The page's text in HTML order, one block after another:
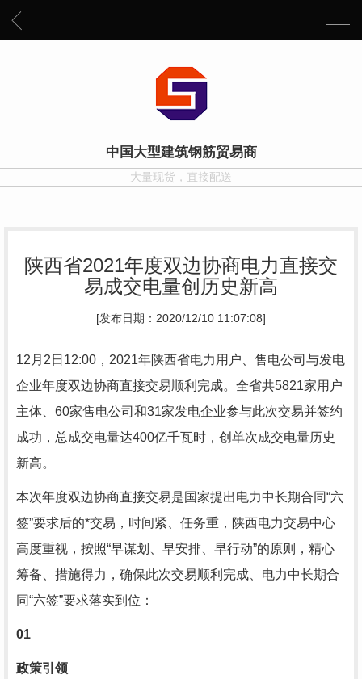
中国大型建筑钢筋贸易商
大量现货，直接配送
陕西省2021年度双边协商电力直接交
易成交电量创历史新高
[发布日期：2020/12/10 11:07:08]
12月2日12:00，2021年陕西省电力用户、售电公司与发电
企业年度双边协商直接交易顺利完成。全省共5821家用户
主体、60家售电公司和31家发电企业参与此次交易并签约
成功，总成交电量达400亿千瓦时，创单次成交电量历史
新高。
本次年度双边协商直接交易是国家提出电力中长期合同“六
签”要求后的*交易，时间紧、任务重，陕西电力交易中心
高度重视，按照“早谋划、早安排、早行动”的原则，精心
筹备、措施得力，确保此次交易顺利完成、电力中长期合
同“六签”要求落实到位：
01
政策引领